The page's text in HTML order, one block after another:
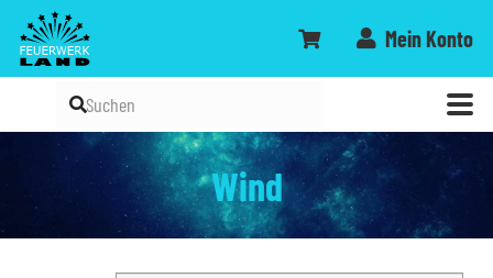
Mein Konto
Wind